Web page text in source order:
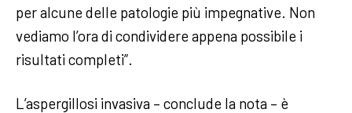
per alcune delle patologie più impegnative. Non
vediamo l’ora di condividere appena possibile i
risultati completi”.
L’aspergillosi invasiva – conclude la nota – è